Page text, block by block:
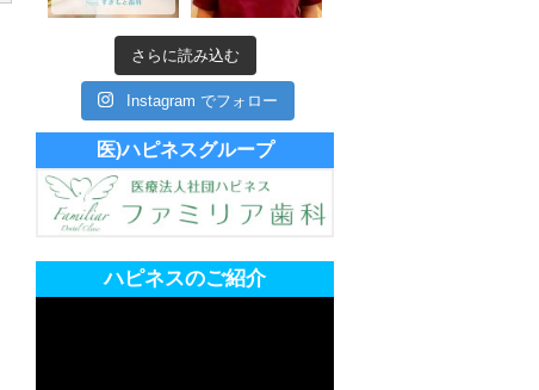
さらに読み込む
Instagram でフォロー
医)ハピネスグループ
ハピネスのご紹介